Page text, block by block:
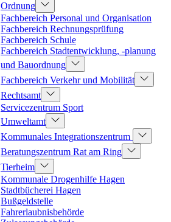
Ordnung
Fachbereich Personal und Organisation
Fachbereich Rechnungsprüfung
Fachbereich Schule
Fachbereich Stadtentwicklung, -planung
und Bauordnung
Fachbereich Verkehr und Mobilität
Rechtsamt
Servicezentrum Sport
Umweltamt
Kommunales Integrationszentrum
Beratungszentrum Rat am Ring
Tierheim
Kommunale Drogenhilfe Hagen
Stadtbücherei Hagen
Bußgeldstelle
Fahrerlaubnisbehörde